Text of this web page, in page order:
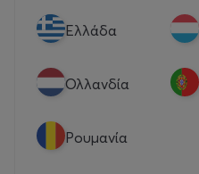
Eλλάδα
Ολλανδία
Ρουμανία